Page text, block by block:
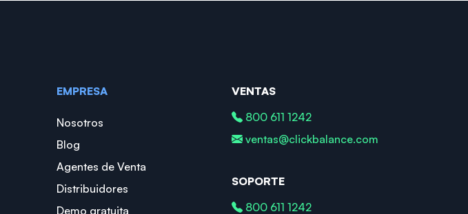
EMPRESA
Nosotros
Blog
Agentes de Venta
Distribuidores
Demo gratuita
VENTAS
800 611 1242
ventas@clickbalance.com
SOPORTE
800 611 1242